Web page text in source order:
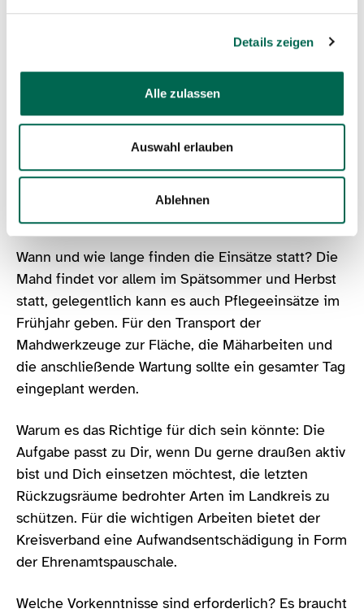
Details zeigen
Alle zulassen
Auswahl erlauben
Ablehnen
gelegentlich Reparaturen notwendig.
Schutzgebiete befinden sich im Süden des
Landkreises, so beispielsweise in
Wittmannsgereuth, in Reichmannsdorf und in
Lichtenhain. Bei welchem Gebiet Du unterstützt,
Wann und wie lange finden die Einsätze statt? Die
Mahd findet vor allem im Spätsommer und Herbst
statt, gelegentlich kann es auch Pflegeeinsätze im
Frühjahr geben. Für den Transport der
Mahdwerkzeuge zur Fläche, die Mäharbeiten und
die anschließende Wartung sollte ein gesamter Tag
eingeplant werden.
Warum es das Richtige für dich sein könnte: Die
Aufgabe passt zu Dir, wenn Du gerne draußen aktiv
bist und Dich einsetzen möchtest, die letzten
Rückzugsräume bedrohter Arten im Landkreis zu
schützen. Für die wichtigen Arbeiten bietet der
Kreisverband eine Aufwandsentschädigung in Form
der Ehrenamtspauschale.
Welche Vorkenntnisse sind erforderlich? Es braucht